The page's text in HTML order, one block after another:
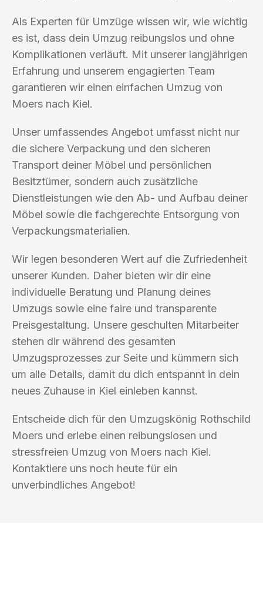
Als Experten für Umzüge wissen wir, wie wichtig
es ist, dass dein Umzug reibungslos und ohne
Komplikationen verläuft. Mit unserer langjährigen
Erfahrung und unserem engagierten Team
garantieren wir einen einfachen Umzug von
Moers nach Kiel.
Unser umfassendes Angebot umfasst nicht nur
die sichere Verpackung und den sicheren
Transport deiner Möbel und persönlichen
Besitztümer, sondern auch zusätzliche
Dienstleistungen wie den Ab- und Aufbau deiner
Möbel sowie die fachgerechte Entsorgung von
Verpackungsmaterialien.
Wir legen besonderen Wert auf die Zufriedenheit
unserer Kunden. Daher bieten wir dir eine
individuelle Beratung und Planung deines
Umzugs sowie eine faire und transparente
Preisgestaltung. Unsere geschulten Mitarbeiter
stehen dir während des gesamten
Umzugsprozesses zur Seite und kümmern sich
um alle Details, damit du dich entspannt in dein
neues Zuhause in Kiel einleben kannst.
Entscheide dich für den Umzugskönig Rothschild
Moers und erlebe einen reibungslosen und
stressfreien Umzug von Moers nach Kiel.
Kontaktiere uns noch heute für ein
unverbindliches Angebot!